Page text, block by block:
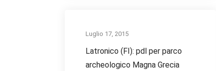
Luglio 17, 2015
Latronico (FI): pdl per parco
archeologico Magna Grecia